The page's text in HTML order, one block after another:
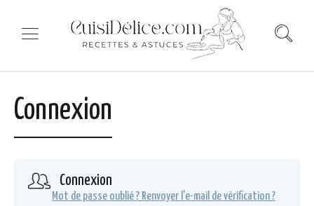
Connexion
Connexion
Mot de passe oublié ? Renvoyer l'e-mail de vérification ?